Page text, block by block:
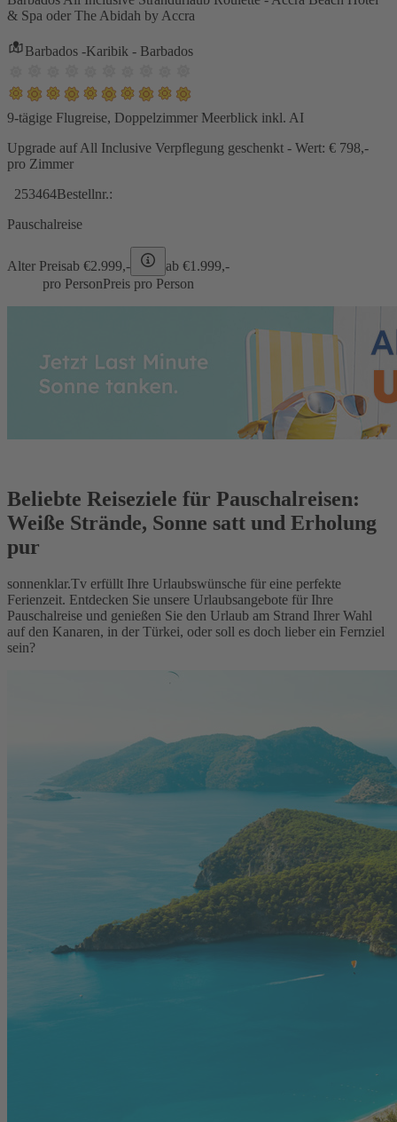
& Spa oder The Abidah by Accra
Barbados -Karibik - Barbados
9-tägige Flugreise, Doppelzimmer Meerblick inkl. AI
Upgrade auf All Inclusive Verpflegung geschenkt - Wert: € 798,-
pro Zimmer
253464Bestellnr.:
Pauschalreise
Alter Preisab €2.999,- ab €1.999,-
pro PersonPreis pro Person
Beliebte Reiseziele für Pauschalreisen:
Weiße Strände, Sonne satt und Erholung
pur
sonnenklar.Tv erfüllt Ihre Urlaubswünsche für eine perfekte
Ferienzeit. Entdecken Sie unsere Urlaubsangebote für Ihre
Pauschalreise und genießen Sie den Urlaub am Strand Ihrer Wahl
auf den Kanaren, in der Türkei, oder soll es doch lieber ein Fernziel
sein?